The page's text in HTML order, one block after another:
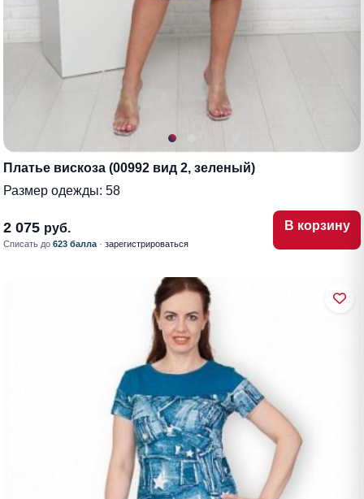
Платье вискоза (00992 вид 2, зеленый)
Размер одежды: 58
2 075 руб.
Списать до 623 балла · зарегистрироваться
В корзину